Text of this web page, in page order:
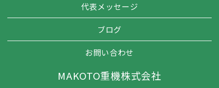
代表メッセージ
ブログ
お問い合わせ
MAKOTO重機株式会社